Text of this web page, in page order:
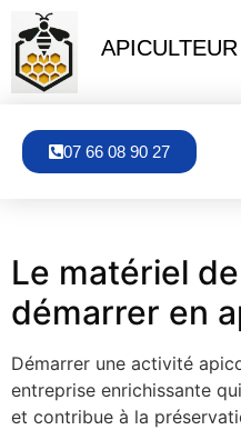
07 66 08 90 27
Le matériel
démarrer en
Démarrer une activité
entreprise enrichissante
et contribue à la